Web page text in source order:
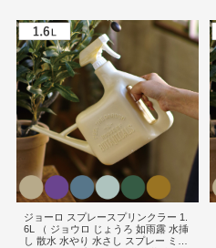
ジョーロ スプレースプリンクラー 1.
6L （ ジョウロ じょうろ 如雨露 水挿
し 散水 水やり 水さし スプレー ミス